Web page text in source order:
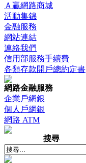
Ａ贏網路商城
活動集錦
金融服務
網站連結
連絡我們
信用部服務手續費
各類存款開戶總約定書
網路金融服務
企業戶網銀
個人戶網銀
網路 ATM
搜尋